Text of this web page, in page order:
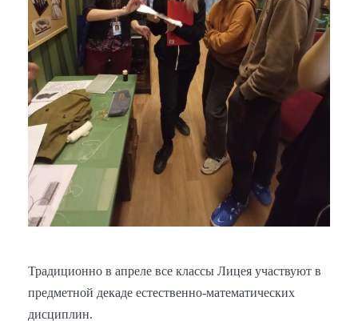
Традиционно в апреле все классы Лицея участвуют в
предметной декаде естественно-математических
дисциплин.